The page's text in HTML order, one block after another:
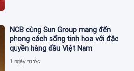
NCB cùng Sun Group mang đến
phong cách sống tinh hoa với đặc
quyền hàng đầu Việt Nam
1 ngày trước